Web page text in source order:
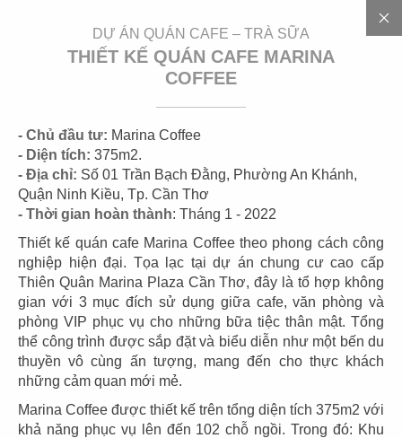
DỰ ÁN QUÁN CAFE – TRÀ SỮA
THIẾT KẾ QUÁN CAFE MARINA
COFFEE
- Chủ đầu tư: Marina Coffee
- Diện tích: 375m2.
- Địa chỉ: Số 01 Trần Bạch Đằng, Phường An Khánh,
Quận Ninh Kiều, Tp. Cần Thơ
- Thời gian hoàn thành: Tháng 1 - 2022
Thiết kế quán cafe Marina Coffee theo phong cách công
nghiệp hiện đại. Tọa lạc tại dự án chung cư cao cấp
Thiên Quân Marina Plaza Cần Thơ, đây là tổ hợp không
gian với 3 mục đích sử dụng giữa cafe, văn phòng và
phòng VIP phục vụ cho những bữa tiệc thân mật. Tổng
thể công trình được sắp đặt và biểu diễn như một bến du
thuyền vô cùng ấn tượng, mang đến cho thực khách
những cảm quan mới mẻ.
Marina Coffee được thiết kế trên tổng diện tích 375m2 với
khả năng phục vụ lên đến 102 chỗ ngồi. Trong đó: Khu
300+ D
01
HIGHLANDS
CN Cát Lái
02
HIGHLANDS
CN Sunwah Pearl